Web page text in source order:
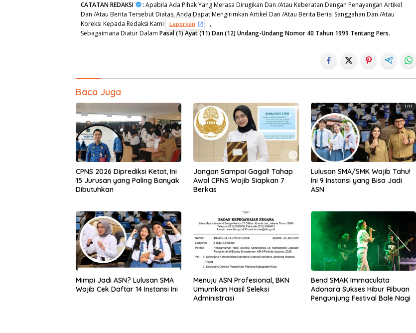
CATATAN REDAKSI : Apabila Ada Pihak Yang Merasa Dirugikan Dan /Atau Keberatan Dengan Penayangan Artikel
Dan /Atau Berita Tersebut Diatas, Anda Dapat Mengirimkan Artikel Dan /Atau Berita Berisi Sanggahan Dan /Atau
Koreksi Kepada Redaksi Kami
Laporkan
,
Sebagaimana Diatur Dalam Pasal (1) Ayat (11) Dan (12) Undang-Undang Nomor 40 Tahun 1999 Tentang Pers.
Baca Juga
CPNS 2026 Diprediksi Ketat, Ini
15 Jurusan yang Paling Banyak
Dibutuhkan
Jangan Sampai Gagal! Tahap
Awal CPNS Wajib Siapkan 7
Berkas
Lulusan SMA/SMK Wajib Tahu!
Ini 9 Instansi yang Bisa Jadi
ASN
Mimpi Jadi ASN? Lulusan SMA
Wajib Cek Daftar 14 Instansi Ini
Menuju ASN Profesional, BKN
Umumkan Hasil Seleksi
Administrasi
Bend SMAK Immaculata
Adonara Sukses Hibur Ribuan
Pengunjung Festival Bale Nagi